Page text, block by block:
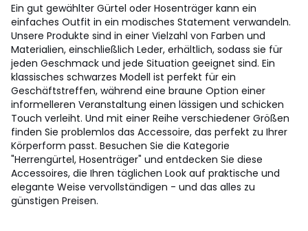
Ein gut gewählter Gürtel oder Hosenträger kann ein
einfaches Outfit in ein modisches Statement verwandeln.
Unsere Produkte sind in einer Vielzahl von Farben und
Materialien, einschließlich Leder, erhältlich, sodass sie für
jeden Geschmack und jede Situation geeignet sind. Ein
klassisches schwarzes Modell ist perfekt für ein
Geschäftstreffen, während eine braune Option einer
informelleren Veranstaltung einen lässigen und schicken
Touch verleiht. Und mit einer Reihe verschiedener Größen
finden Sie problemlos das Accessoire, das perfekt zu Ihrer
Körperform passt. Besuchen Sie die Kategorie
"Herrengürtel, Hosenträger" und entdecken Sie diese
Accessoires, die Ihren täglichen Look auf praktische und
elegante Weise vervollständigen - und das alles zu
günstigen Preisen.